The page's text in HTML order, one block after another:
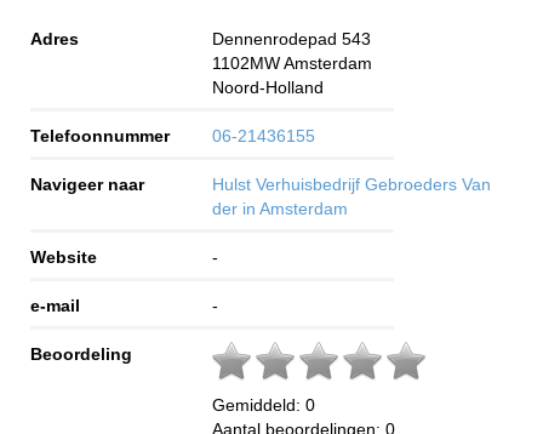
Adres
Dennenrodepad 543
1102MWAmsterdam
Noord-Holland
Telefoonnummer 06-21436155
Navigeer naar
Hulst Verhuisbedrijf Gebroeders Van
der in Amsterdam
Website -
e-mail -
Beoordeling
Gemiddeld: 0
Aantal beoordelingen: 0